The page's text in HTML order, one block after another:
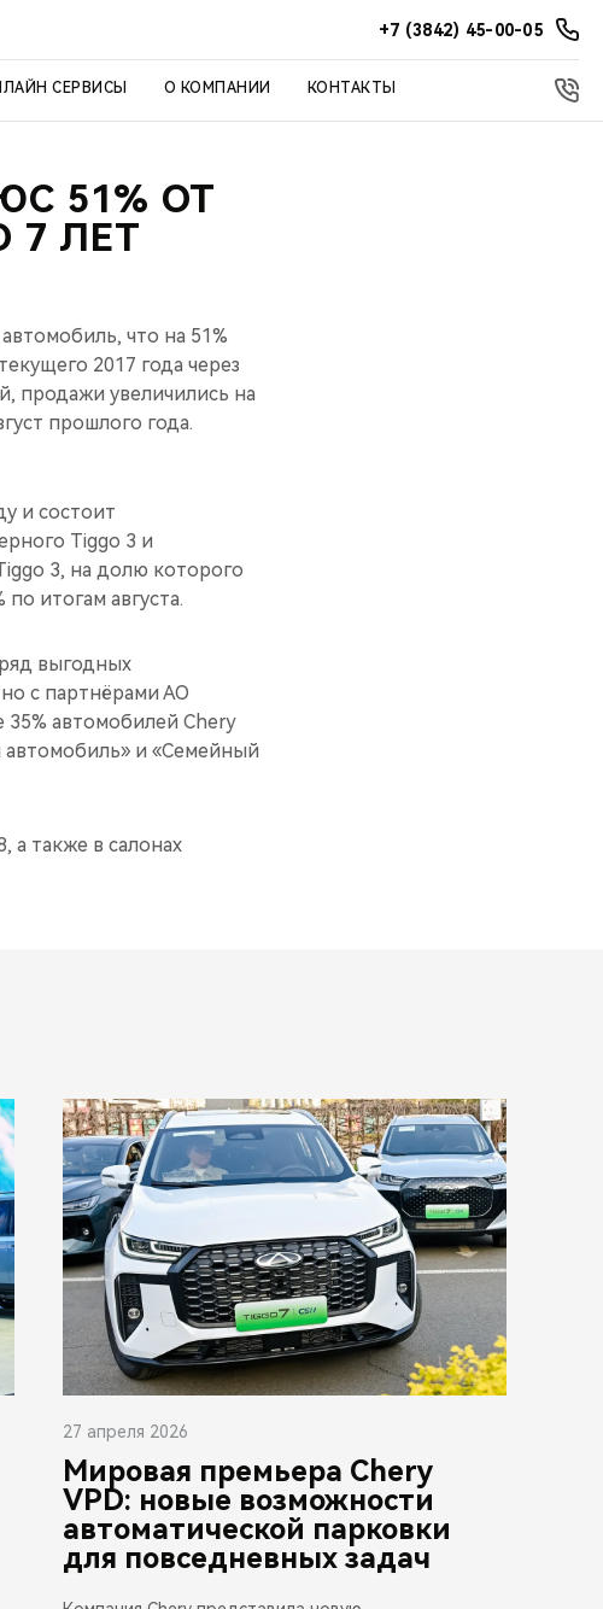
+7 (3842) 45-00-05
СЕРВИСЫ О КОМПАНИИ КОНТАКТЫ
51% ОТ
7 ЛЕТ
что на 51%
2017 года через
продажи увеличились на
прошлого года.
и состоит
Tiggo 3 и
3, на долю которого
итогам августа.
выгодных
с партнёрами АО
автомобилей Chery
и «Семейный
а также в салонах
27 апреля 2026
Мировая премьера Chery
VPD: новые возможности
автоматической парковки
для повседневных задач